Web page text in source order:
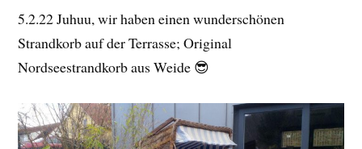
5.2.22 Juhuu, wir haben einen wunderschönen
Strandkorb auf der Terrasse; Original
Nordseestrandkorb aus Weide 😎